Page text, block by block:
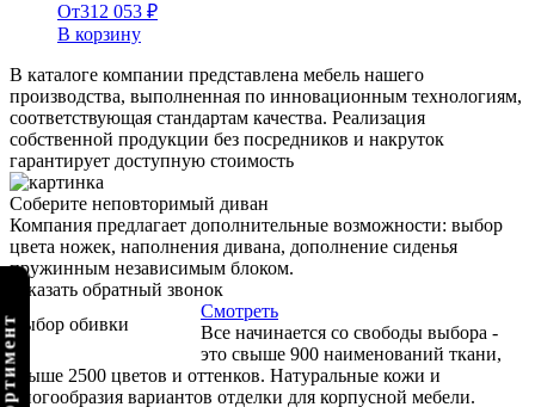
От312 053 ₽
В корзину
В каталоге компании представлена мебель нашего
производства, выполненная по инновационным технологиям,
соответствующая стандартам качества. Реализация
собственной продукции без посредников и накруток
гарантирует доступную стоимость
Соберите неповторимый диван
Компания предлагает дополнительные возможности: выбор
цвета ножек, наполнения дивана, дополнение сиденья
пружинным независимым блоком.
Заказать обратный звонок
Выбор обивки
Смотреть
Все начинается со свободы выбора -
это свыше 900 наименований ткани,
свыше 2500 цветов и оттенков. Натуральные кожи и
многообразия вариантов отделки для корпусной мебели.